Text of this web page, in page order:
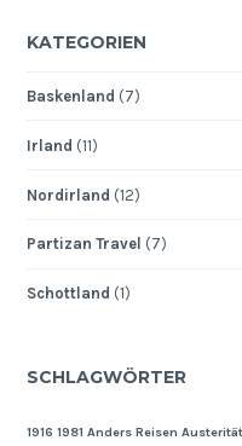
KATEGORIEN
Baskenland (7)
Irland (11)
Nordirland (12)
Partizan Travel (7)
Schottland (1)
SCHLAGWÖRTER
1916 1981 Anders Reisen Austerität